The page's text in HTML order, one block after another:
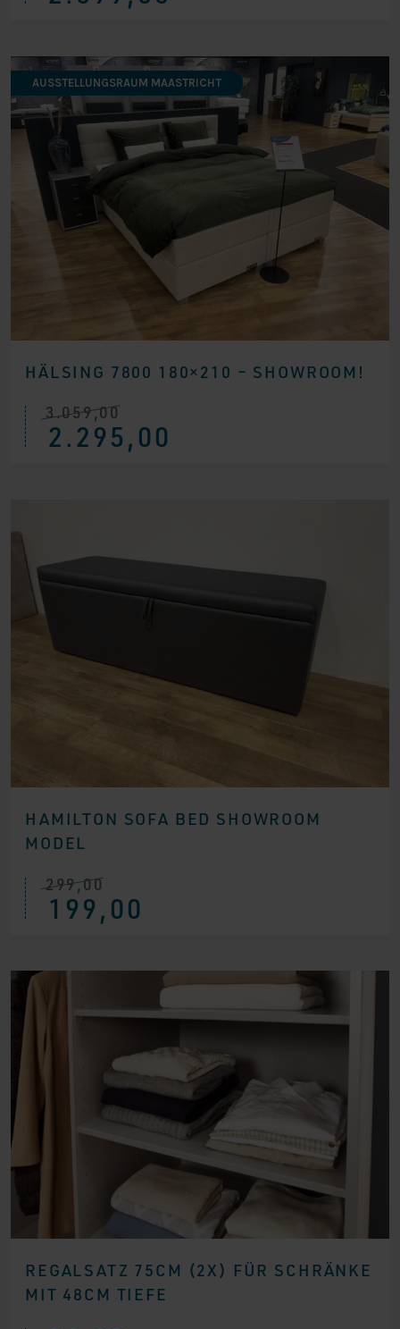
war:
ist:
HÄLSING 7800 180×210 – SHOWROOM!
AUSSTELLUNGSRAUM MAASTRICHT
3.059,00
Ursprünglicher
Preis
war:
2.295,00
Aktueller
Preis
ist:
HAMILTON SOFA BED SHOWROOM
MODEL
299,00
Ursprünglicher
Preis
war:199,00
Aktueller
Preis
ist:
REGALSATZ 75CM (2X) FÜR SCHRÄNKE
MIT 48CM TIEFE